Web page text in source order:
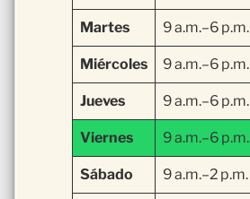
Martes 9 a.m.–6 p.m.
Miércoles 9 a.m.–6 p.m.
Jueves 9 a.m.–6 p.m.
Viernes 9 a.m.–6 p.m.
Sábado 9 a.m.–2 p.m.